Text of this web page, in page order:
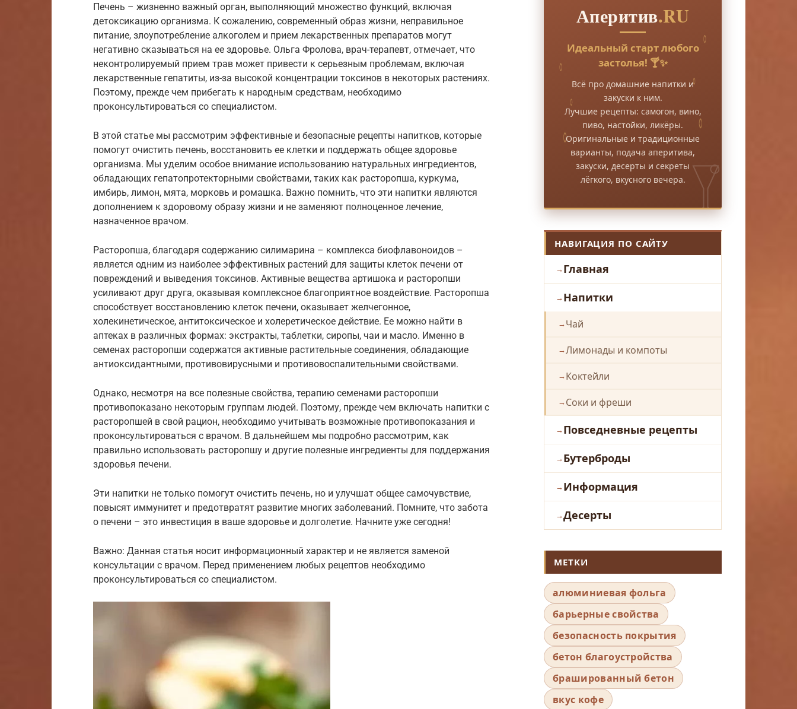
Печень – жизненно важный орган, выполняющий множество функций, включая
детоксикацию организма. К сожалению, современный образ жизни, неправильное
питание, злоупотребление алкоголем и прием лекарственных препаратов могут
негативно сказываться на ее здоровье. Ольга Фролова, врач-терапевт, отмечает, что
неконтролируемый прием трав может привести к серьезным проблемам, включая
лекарственные гепатиты, из-за высокой концентрации токсинов в некоторых растениях.
Поэтому, прежде чем прибегать к народным средствам, необходимо
проконсультироваться со специалистом.
В этой статье мы рассмотрим эффективные и безопасные рецепты напитков, которые
помогут очистить печень, восстановить ее клетки и поддержать общее здоровье
организма. Мы уделим особое внимание использованию натуральных ингредиентов,
обладающих гепатопротекторными свойствами, таких как расторопша, куркума,
имбирь, лимон, мята, морковь и ромашка. Важно помнить, что эти напитки являются
дополнением к здоровому образу жизни и не заменяют полноценное лечение,
назначенное врачом.
Расторопша, благодаря содержанию силимарина – комплекса биофлавоноидов –
является одним из наиболее эффективных растений для защиты клеток печени от
повреждений и выведения токсинов. Активные вещества артишока и расторопши
усиливают друг друга, оказывая комплексное благоприятное воздействие. Расторопша
способствует восстановлению клеток печени, оказывает желчегонное,
холекинетическое, антитоксическое и холеретическое действие. Ее можно найти в
аптеках в различных формах: экстракты, таблетки, сиропы, чаи и масло. Именно в
семенах расторопши содержатся активные растительные соединения, обладающие
антиоксидантными, противовирусными и противовоспалительными свойствами.
Однако, несмотря на все полезные свойства, терапию семенами расторопши
противопоказано некоторым группам людей. Поэтому, прежде чем включать напитки с
расторопшей в свой рацион, необходимо учитывать возможные противопоказания и
проконсультироваться с врачом. В дальнейшем мы подробно рассмотрим, как
правильно использовать расторопшу и другие полезные ингредиенты для поддержания
здоровья печени.
Эти напитки не только помогут очистить печень, но и улучшат общее самочувствие,
повысят иммунитет и предотвратят развитие многих заболеваний. Помните, что забота
о печени – это инвестиция в ваше здоровье и долголетие. Начните уже сегодня!
Важно: Данная статья носит информационный характер и не является заменой
консультации с врачом. Перед применением любых рецептов необходимо
проконсультироваться со специалистом.
Аперитив.RU
Идеальный старт любого
застолья! 🍸✨
Всё про домашние напитки и
закуски к ним.
Лучшие рецепты: самогон, вино,
пиво, настойки, ликёры.
Оригинальные и традиционные
варианты, подача аперитива,
закуски, десерты и секреты
лёгкого, вкусного вечера.
НАВИГАЦИЯ ПО САЙТУ
Главная
Напитки
Чай
Лимонады и компоты
Коктейли
Соки и фреши
Повседневные рецепты
Бутерброды
Информация
Десерты
МЕТКИ
алюминиевая фольга
барьерные свойства
безопасность покрытия
бетон благоустройства
брашированный бетон
вкус кофе